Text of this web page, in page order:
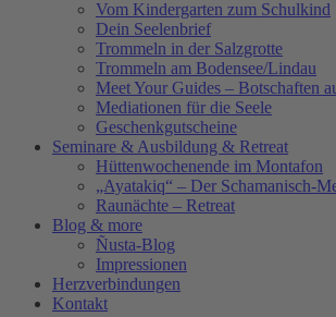
Vom Kindergarten zum Schulkind
Dein Seelenbrief
Trommeln in der Salzgrotte
Trommeln am Bodensee/Lindau
Meet Your Guides – Botschaften
Mediationen für die Seele
Geschenkgutscheine
Seminare & Ausbildung & Retreat
Hüttenwochenende im Montafon
„Ayatakiq“ – Der Schamanisch-
Raunächte – Retreat
Blog & more
Ñusta-Blog
Impressionen
Herzverbindungen
Kontakt